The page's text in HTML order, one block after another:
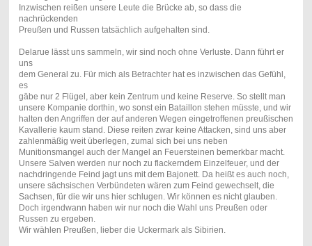
Inzwischen reißen unsere Leute die Brücke ab, so dass die
nachrückenden
Preußen und Russen tatsächlich aufgehalten sind.
Delarue lässt uns sammeln, wir sind noch ohne Verluste. Dann führt er
uns
dem General zu. Für mich als Betrachter hat es inzwischen das Gefühl,
es
gäbe nur 2 Flügel, aber kein Zentrum und keine Reserve. So stellt man
unsere Kompanie dorthin, wo sonst ein Bataillon stehen müsste, und wir
halten den Angriffen der auf anderen Wegen eingetroffenen preußischen
Kavallerie kaum stand. Diese reiten zwar keine Attacken, sind uns aber
zahlenmäßig weit überlegen, zumal sich bei uns neben
Munitionsmangel auch der Mangel an Feuersteinen bemerkbar macht.
Unsere Salven werden nur noch zu flackerndem Einzelfeuer, und der
nachdringende Feind jagt uns mit dem Bajonett. Da heißt es auch noch,
unsere sächsischen Verbündeten wären zum Feind gewechselt, die
Sachsen, für die wir uns hier schlugen. Wir können es nicht glauben.
Doch irgendwann haben wir nur noch die Wahl uns Preußen oder
Russen zu ergeben.
Wir wählen Preußen, lieber die Uckermark als Sibirien.